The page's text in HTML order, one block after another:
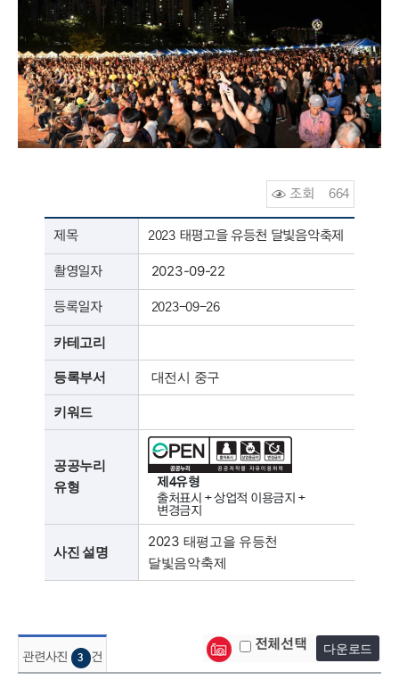
조회
수
664
제목 2023 태평고을 유등천 달빛음악축제
촬영일자 2023-09-22
등록일자 2023-09-26
카테고리
등록부서 대전시 중구
키워드
공공누리
유형
제4유형
출처표시 + 상업적 이용금지 +
변경금지
사진 설명
2023 태평고을 유등천
달빛음악축제
관련사진 3 건
전체선택 다운로드